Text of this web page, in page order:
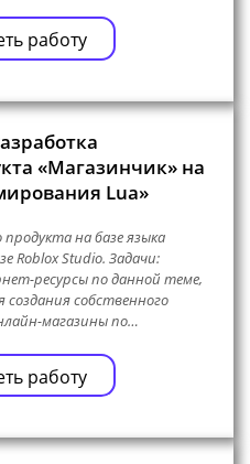
работу
«Магазинчик» на
Lua»
на базе языка
Roblox Studio. Задачи:
ресурсы по данной теме,
собственного
магазины по…
работу